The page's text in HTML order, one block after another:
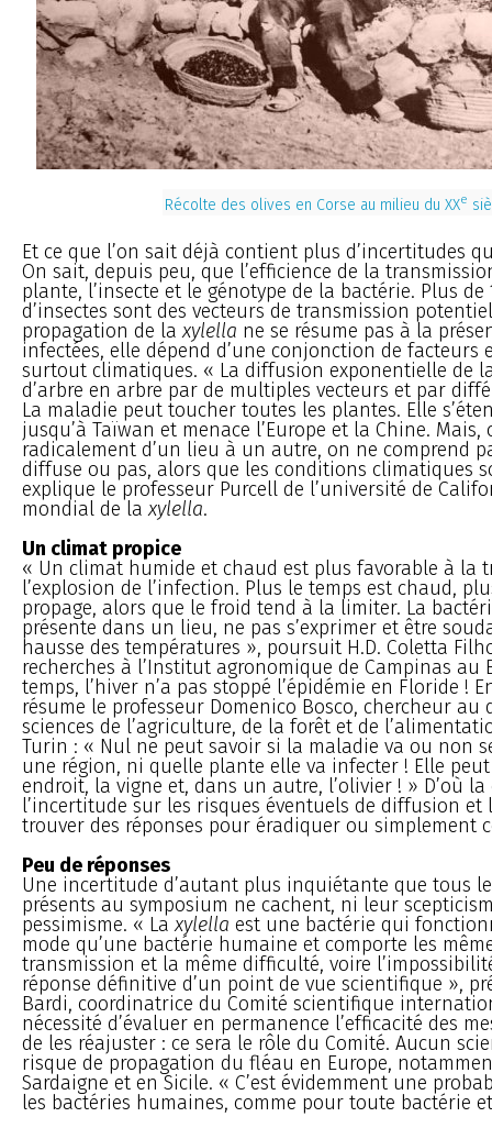
Récolte des olives en Corse au milieu du XXe
Et ce que l’on sait déjà contient plus d’incertitudes
On sait, depuis peu, que l’efficience de la
plante, l’insecte et le génotype de la bactérie. Plus de
d’insectes sont des vecteurs de transmission
propagation de laxylella ne se résume pas à la
infectées, elle dépend d’une conjonction de facteurs
surtout climatiques. « La diffusion exponentielle de
d’arbre en arbre par de multiples vecteurs et par
La maladie peut toucher toutes les plantes. Elle
jusqu’à Taïwan et menace l’Europe et la Chine.
radicalement d’un lieu à un autre, on ne comprend
diffuse ou pas, alors que les conditions climatiques
explique le professeur Purcell de l’université de
mondial de laxylella.
Un climat propice
« Un climat humide et chaud est plus favorable à la
l’explosion de l’infection. Plus le temps est chaud,
propage, alors que le froid tend à la limiter. La
présente dans un lieu, ne pas s’exprimer et être
hausse des températures », poursuit H.D. Coletta
recherches à l’Institut agronomique de Campinas au
temps, l’hiver n’a pas stoppé l’épidémie en Floride !
résume le professeur Domenico Bosco, chercheur au
sciences de l’agriculture, de la forêt et de
Turin : « Nul ne peut savoir si la maladie va ou non
une région, ni quelle plante elle va infecter ! Elle
endroit, la vigne et, dans un autre, l’olivier ! » D’où
l’incertitude sur les risques éventuels de diffusion
trouver des réponses pour éradiquer ou simplement
Peu de réponses
Une incertitude d’autant plus inquiétante que tous
présents au symposium ne cachent, ni leur
pessimisme. « Laxylella est une bactérie qui
mode qu’une bactérie humaine et comporte les
transmission et la même difficulté, voire
réponse définitive d’un point de vue scientifique »,
Bardi, coordinatrice du Comité scientifique
nécessité d’évaluer en permanence l’efficacité des
de les réajuster : ce sera le rôle du Comité. Aucun
risque de propagation du fléau en Europe,
Sardaigne et en Sicile. « C’est évidemment une
les bactéries humaines, comme pour toute bactérie